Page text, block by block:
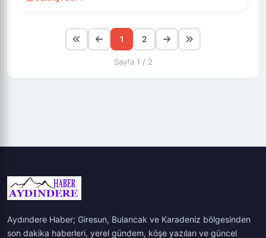
1 2
Sayfa 1 / 2
Aydındere Haber; Giresun, Bulancak ve Karadeniz bölgesinden
son dakika haberleri, yerel gündem, köşe yazıları ve güncel